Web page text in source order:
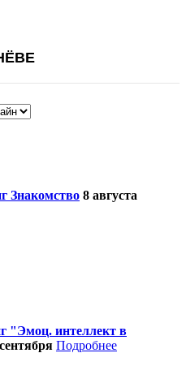
Знакомство 8 августа
"Эмоц. интеллект в
Подробнее